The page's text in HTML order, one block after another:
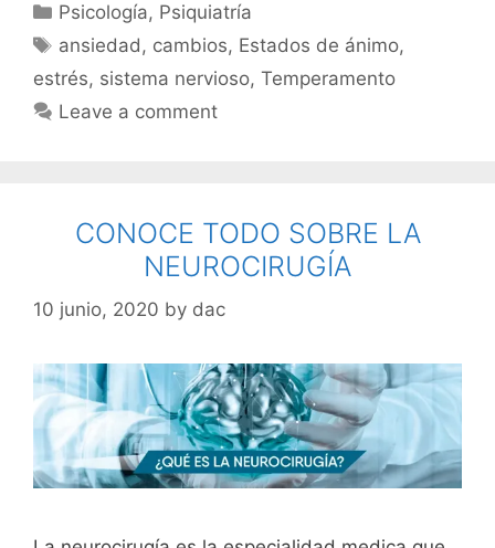
Psicología, Psiquiatría
ansiedad, cambios, Estados de ánimo,
estrés, sistema nervioso, Temperamento
Leave a comment
CONOCE TODO SOBRE LA
NEUROCIRUGÍA
10 junio, 2020 by dac